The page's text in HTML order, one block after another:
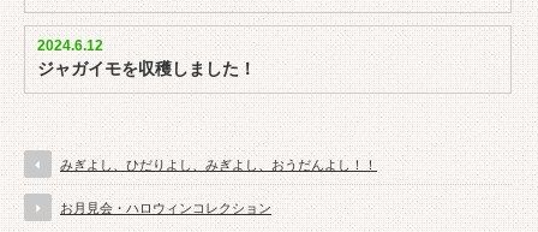
2024.6.12
ジャガイモを収穫しました！
みぎよし、ひだりよし、みぎよし、おうだんよし！！
お月見会・ハロウィンコレクション